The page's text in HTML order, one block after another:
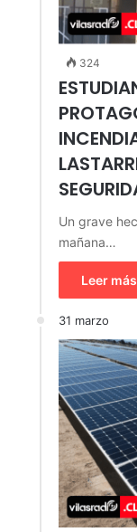
324
Un grave
mañana…
Leer
31 marzo